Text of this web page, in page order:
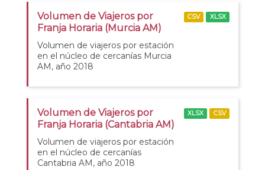
Volumen de Viajeros por
Franja Horaria (Murcia AM)
Volumen de viajeros por estación
en el núcleo de cercanías Murcia
AM, año 2018
CSV XLSX
Volumen de Viajeros por
Franja Horaria (Cantabria AM)
Volumen de viajeros por estación
en el núcleo de cercanías
Cantabria AM, año 2018
XLSX CSV